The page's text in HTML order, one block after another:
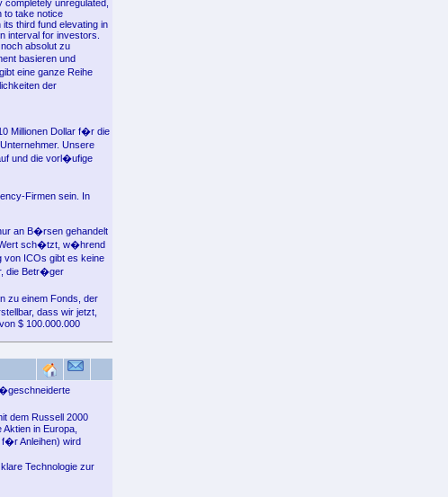
unregulated,
to take notice
third fund elevating in
interval for investors.
absolut zu
basieren und
eine ganze Reihe
der
Millionen Dollar f�r die
Unsere
und die vorl�ufige
Firmen sein. In
an B�rsen gehandelt
Wert sch�tzt, w�hrend
ICOs gibt es keine
die Betr�ger
zu einem Fonds, der
dass wir jetzt,
$ 100.000.000
dem Russell 2000
in Europa,
f�r Anleihen) wird
Technologie zur